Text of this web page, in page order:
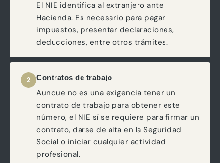
El NIE identifica al extranjero ante
Hacienda. Es necesario para pagar
impuestos, presentar declaraciones,
deducciones, entre otros trámites.
2 Contratos de trabajo
Aunque no es una exigencia tener un
contrato de trabajo para obtener este
número, el NIE sí se requiere para firmar un
contrato, darse de alta en la Seguridad
Social o iniciar cualquier actividad
profesional.